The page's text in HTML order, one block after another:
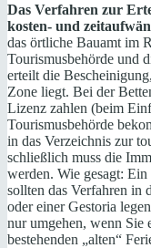
Das Verfahren zur
kosten- und
das örtliche Bauamt im
Tourismusbehörde und
erteilt die
Zone liegt. Bei der
Lizenz zahlen (beim
Tourismusbehörde
in das Verzeichnis zur
schließlich muss die
werden. Wie gesagt:
sollten das Verfahren in
oder einer Gestoria
nur umgehen, wenn Sie
bestehenden „alten“